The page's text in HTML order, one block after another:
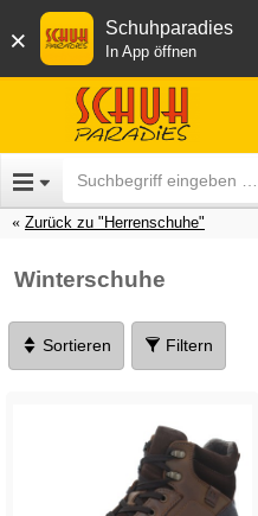
× Schuhparadies
In App öffnen
Zurück zu "Herrenschuhe"
Winterschuhe
Sortieren Filtern